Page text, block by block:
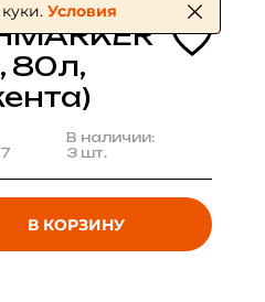
80л,
В наличии:
3 шт.
В КОРЗИНУ
Условия